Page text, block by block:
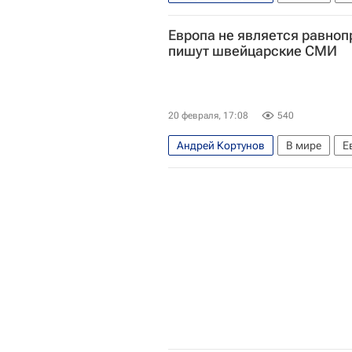
Служба внешней разведки
Международный дискуссионный
Европа не является
пишут швейцарские СМИ
20 февраля, 17:08 540
Андрей Кортунов В мире
Международный дискуссионный